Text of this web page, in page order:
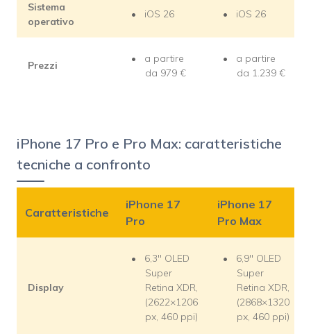
Sistema
operativo
iOS 26 iOS 26
Prezzi
a partire
da 979 €
a partire
da 1.239 €
iPhone 17 Pro e Pro Max: caratteristiche
tecniche a confronto
Caratteristiche
iPhone 17
Pro
iPhone 17
Pro Max
Display
6,3″ OLED
Super
Retina XDR,
(2622×1206
px, 460 ppi)
6,9″ OLED
Super
Retina XDR,
(2868×1320
px, 460 ppi)